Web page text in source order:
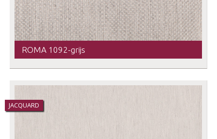
ROMA 1092-grijs
JACQUARD